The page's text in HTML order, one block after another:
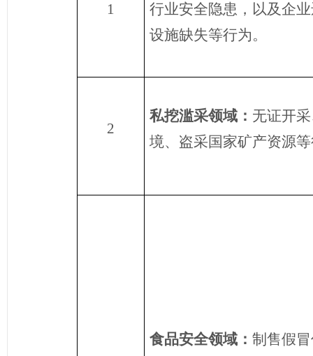
1
行业安全隐患，以及企
设施缺失等行为。
2
私挖滥采领域 ： 无证开
境、盗采国家矿产资源
食品安全领域 ： 制售假